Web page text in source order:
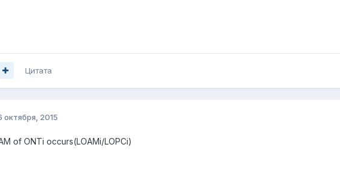
Цитата
октября, 2015
of ONTi occurs(LOAMi/LOPCi)